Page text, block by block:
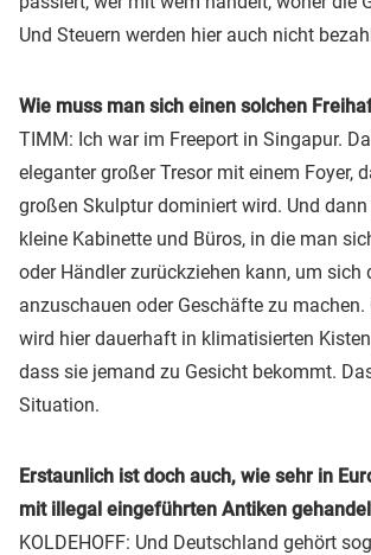
Und Steuern werden hier auch nicht
Wie muss man sich einen solchen
TIMM: Ich war im Freeport in Singapur.
eleganter großer Tresor mit einem Foyer,
großen Skulptur dominiert wird. Und
kleine Kabinette und Büros, in die man
oder Händler zurückziehen kann, um sich
anzuschauen oder Geschäfte zu
wird hier dauerhaft in klimatisierten
dass sie jemand zu Gesicht bekommt.
Situation.
Erstaunlich ist doch auch, wie sehr in
mit illegal eingeführten Antiken
KOLDEHOFF: Und Deutschland gehört